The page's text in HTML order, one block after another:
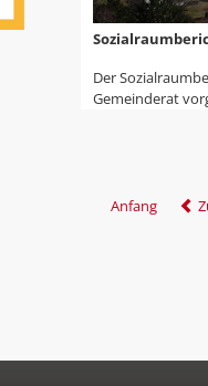
Der
Gemeinderat
Anfang